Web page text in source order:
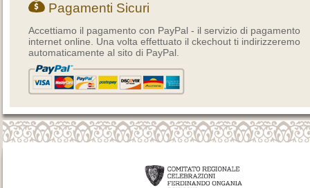
Pagamenti Sicuri
Accettiamo il pagamento con PayPal - il servizio di pagamento
internet online. Una volta effettuato il ckechout ti indirizzeremo
automaticamente al sito di PayPal.